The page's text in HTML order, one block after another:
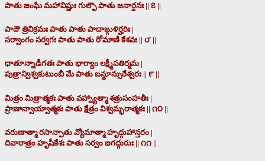
పాతు జంఘే మహావిష్ణుః గుల్ఫౌ పాతు జనార్దనః || ౭ ||
పాదౌ త్రివిక్రమః పాతు పాతు పాదాఙ్గుళిర్హరిః |
సర్వాంగం సర్వగః పాతు పాతు రోమాణి కేశవః || ౮ ||
ధాతూన్నాడీగతః పాతు భార్యాం లక్ష్మీపతిర్మమ |
పుత్రాన్విశ్వకుటుంబీ మే పాతు బన్ధూన్సురేశ్వరః || ౯ ||
మిత్రం మిత్రాత్మకః పాతు వహ్న్యాత్మా శత్రుసంహతీః |
ప్రాణాన్వాయ్వాత్మకః పాతు క్షేత్రం విశ్వమ్భరాత్మకః || ౧౦ ||
వరుణాత్మా రసాన్పాతు వ్యోమాత్మా హృద్గుహాన్తరం |
దివారాత్రం హృషీకేశః పాతు సర్వం జగద్గురుః || ౧౧ ||